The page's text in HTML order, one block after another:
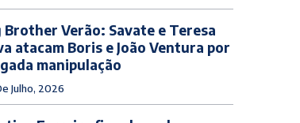
Brother Verão: Savate e Teresa
atacam Boris e João Ventura por
manipulação
Julho, 2026